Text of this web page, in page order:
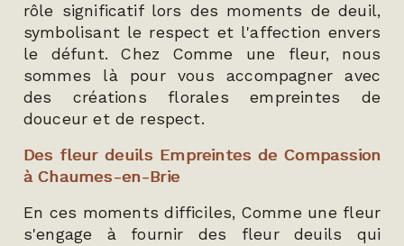
rôle significatif lors des moments de deuil,
symbolisant le respect et l'affection envers
le défunt. Chez Comme une fleur, nous
sommes là pour vous accompagner avec
des créations florales empreintes de
douceur et de respect.
Des fleur deuils Empreintes de Compassion
à Chaumes-en-Brie
En ces moments difficiles, Comme une fleur
s'engage à fournir des fleur deuils qui